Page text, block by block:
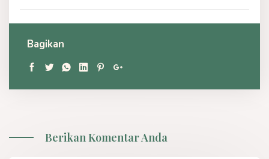
Bagikan
Berikan Komentar Anda